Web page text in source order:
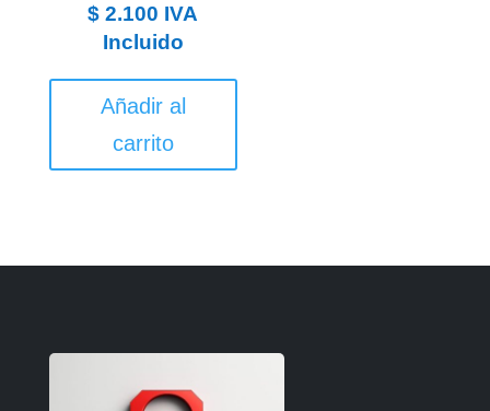
$ 2.100 IVA
Incluido
Añadir al
carrito